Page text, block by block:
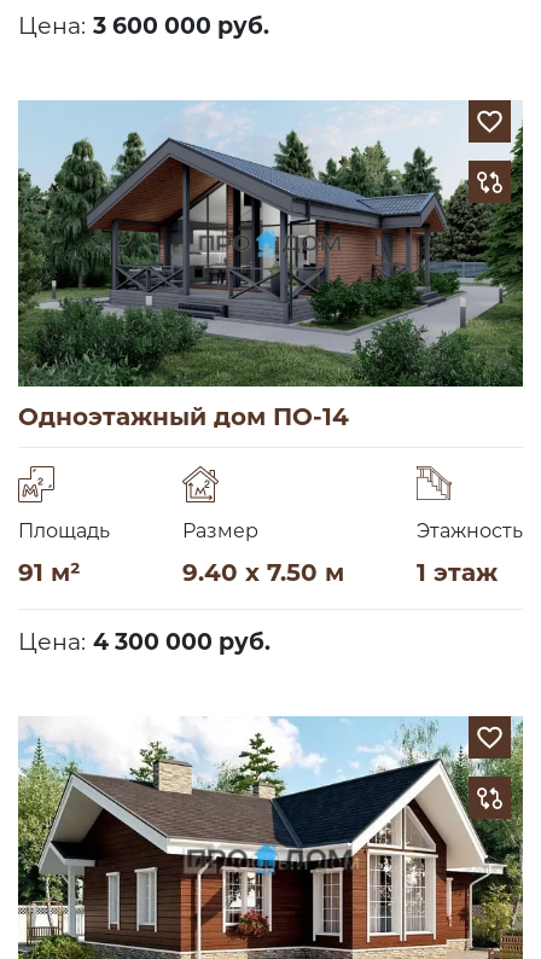
Цена: 3 600 000 руб.
Одноэтажный дом ПО-14
Площадь
91 м²
Размер
9.40 x 7.50 м
Этажность
1 этаж
Цена: 4 300 000 руб.